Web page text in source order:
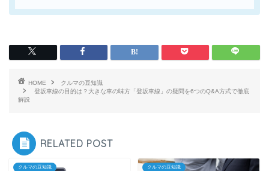
HOME
クルマの豆知識
登坂車線の目的は？大きな車の味方「登坂車線」の疑問を6つのQ&A方式で徹底
解説
RELATED POST
クルマの豆知識 クルマの豆知識